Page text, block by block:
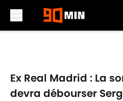
Ex Real Madrid : La
devra débourser